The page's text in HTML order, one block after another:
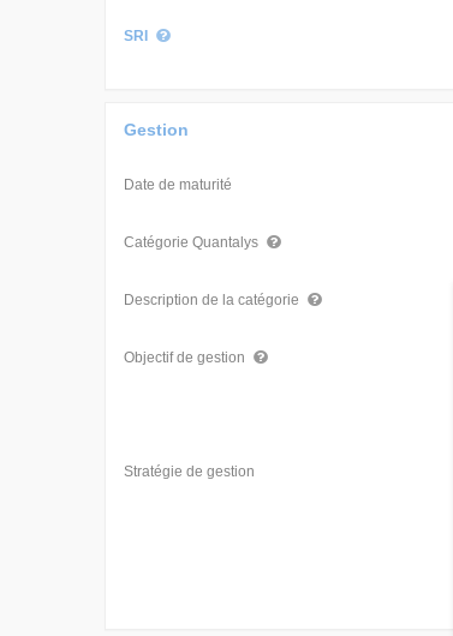
SRI
Gestion
Date de maturité
Catégorie Quantalys
Description de la catégorie
Objectif de gestion
Stratégie de gestion